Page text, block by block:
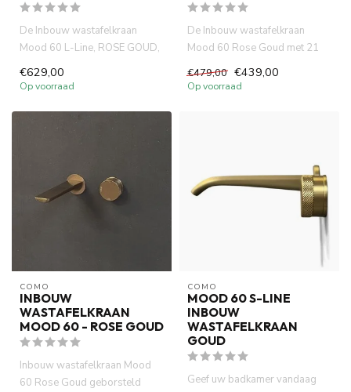
De Inbouw wastafelkraan
Mood 60 L-Line, ROSE GOUD,
mess...
€629,00
Op voorraad
De Inbouw wastafelkraan
Mood 60 Rose Goud met 21
volle...
€479,00 €439,00
Op voorraad
COMO
INBOUW
WASTAFELKRAAN
MOOD 60 - ROSE GOUD
Inbouw wastafelkraan Mood
60 Rose Goud geborsteld
COMO
MOOD 60 S-LINE
INBOUW
WASTAFELKRAAN
GOUD
Geef uw badkamer vandaag